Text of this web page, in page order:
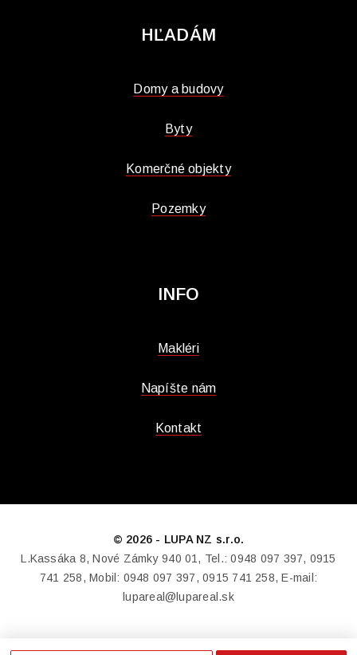
HĽADÁM
Domy a budovy
Byty
Komerčné objekty
Pozemky
INFO
Makléri
Napíšte nám
Kontakt
© 2026 - LUPA NZ s.r.o.
L.Kassáka 8, Nové Zámky 940 01, Tel.: 0948 097 397, 0915
741 258, Mobil: 0948 097 397, 0915 741 258, E-mail:
lupareal@lupareal.sk